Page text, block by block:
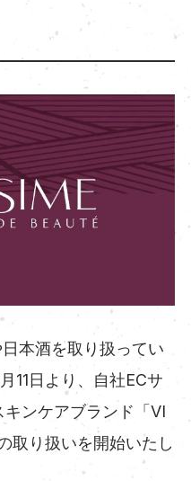
本酒を取り扱ってい
11日より、自社ECサ
ンケアブランド「VI
取り扱いを開始いたし